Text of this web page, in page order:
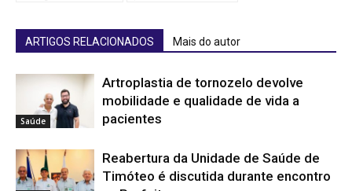
ARTIGOS RELACIONADOS
Saúde
mobilidade e qualidade de vida a
pacientes
Saúde
Timóteo é discutida durante encontro
na Prefeitura